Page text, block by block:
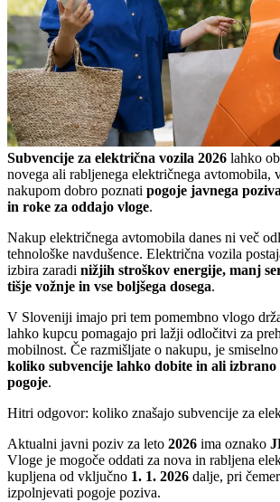
Subvencije za električna vozila 2026 lahko
novega ali rabljenega električnega avtomobila,
nakupom dobro poznati pogoje javnega
in roke za oddajo vloge.
Nakup električnega avtomobila danes ni več
tehnološke navdušence. Električna vozila
izbira zaradi nižjih stroškov energije, manj
tišje vožnje in vse boljšega dosega.
V Sloveniji imajo pri tem pomembno vlogo
lahko kupcu pomagajo pri lažji odločitvi za
mobilnost. Če razmišljate o nakupu, je
koliko subvencije lahko dobite in ali
pogoje.
Hitri odgovor: koliko znašajo subvencije za
Aktualni javni poziv za leto 2026 ima oznako
Vloge je mogoče oddati za nova in rabljena
kupljena od vključno 1. 1. 2026 dalje, pri
izpolnjevati pogoje poziva.